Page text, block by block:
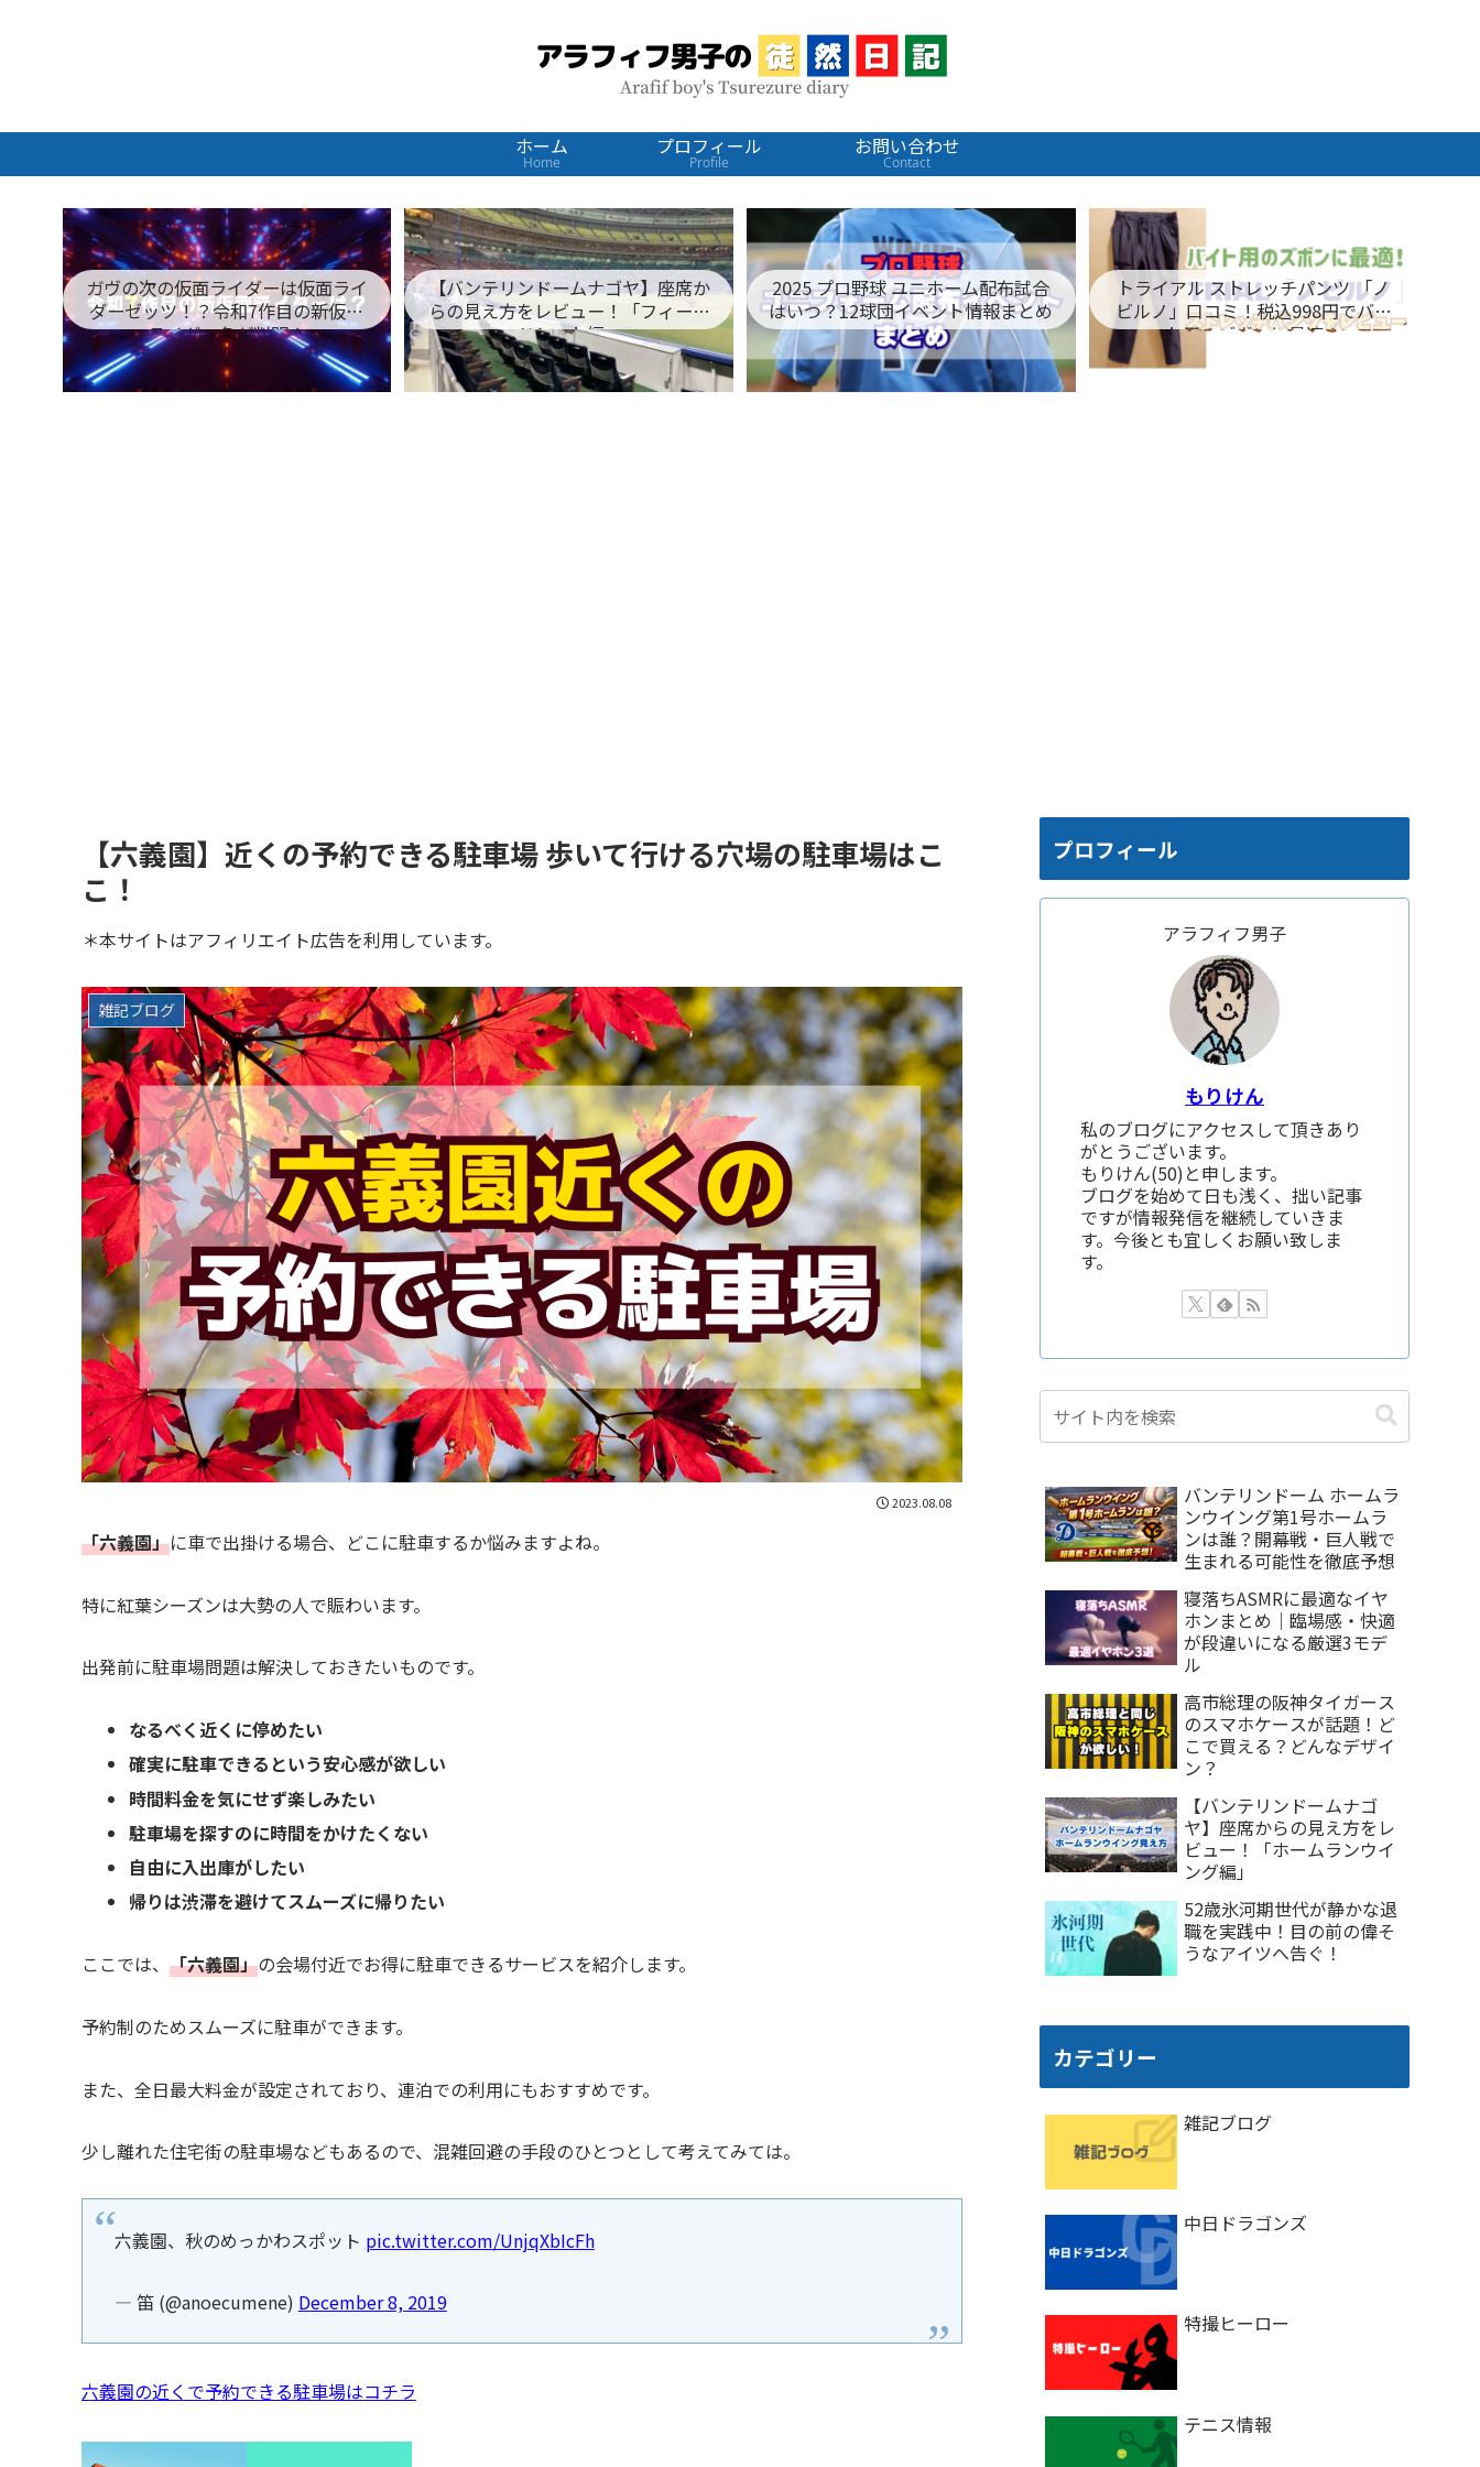
ホーム
Home
プロフィール
Profile
お問い合わせ
Contact
ガヴの次の仮面ライダーは仮面ライ
ダーゼッツ！？令和7作目の新仮面
ライダー名が判明！
【バンテリンドームナゴヤ】座席か
らの見え方をレビュー！「フィール
ドシート編」
2025 プロ野球 ユニホーム配布試合
はいつ？12球団イベント情報まとめ
トライアル ストレッチパンツ 「ノ
ビルノ」口コミ！税込998円でバイ
ト用のズボンに最適！
【六義園】近くの予約できる駐車場 歩いて行ける穴場の駐車場はこ
こ！
＊本サイトはアフィリエイト広告を利用しています。
雑記ブログ
2023.08.08
「六義園」に車で出掛ける場合、どこに駐車するか悩みますよね。
特に紅葉シーズンは大勢の人で賑わいます。
出発前に駐車場問題は解決しておきたいものです。
なるべく近くに停めたい
確実に駐車できるという安心感が欲しい
時間料金を気にせず楽しみたい
駐車場を探すのに時間をかけたくない
自由に入出庫がしたい
帰りは渋滞を避けてスムーズに帰りたい
ここでは、 「六義園」の会場付近でお得に駐車できるサービスを紹介します。
予約制のためスムーズに駐車ができます。
また、全日最大料金が設定されており、連泊での利用にもおすすめです。
少し離れた住宅街の駐車場などもあるので、混雑回避の手段のひとつとして考えてみては。
六義園、秋のめっかわスポット pic.twitter.com/UnjqXbIcFh
— 笛 (@anoecumene) December 8, 2019
六義園の近くで予約できる駐車場はコチラ
プロフィール
アラフィフ男子
もりけん
私のブログにアクセスして頂きあり
がとうございます。
もりけん(50)と申します。
ブログを始めて日も浅く、拙い記事
ですが情報発信を継続していきま
す。今後とも宜しくお願い致しま
す。
バンテリンドーム ホームラ
ンウイング第1号ホームラ
ンは誰？開幕戦・巨人戦で
生まれる可能性を徹底予想
寝落ちASMRに最適なイヤ
ホンまとめ｜臨場感・快適
が段違いになる厳選3モデ
ル
高市総理の阪神タイガース
のスマホケースが話題！ど
こで買える？どんなデザイ
ン？
【バンテリンドームナゴ
ヤ】座席からの見え方をレ
ビュー！「ホームランウイ
ング編」
52歳氷河期世代が静かな退
職を実践中！目の前の偉そ
うなアイツへ告ぐ！
カテゴリー
雑記ブログ
中日ドラゴンズ
特撮ヒーロー
テニス情報